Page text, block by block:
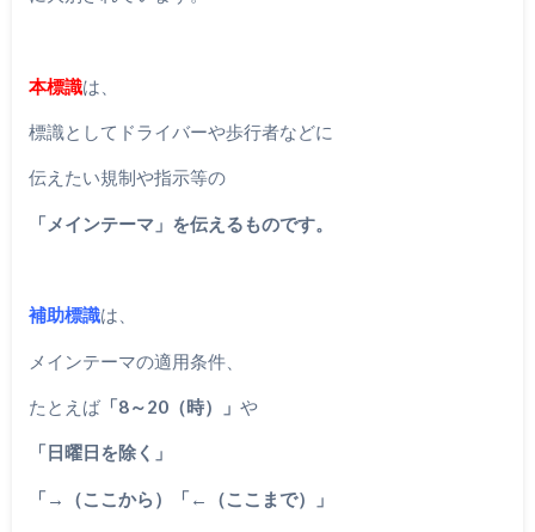
本標識は、
標識としてドライバーや歩行者などに
伝えたい規制や指示等の
「メインテーマ」を伝えるものです。
補助標識は、
メインテーマの適用条件、
たとえば「8～20（時）」 や
「日曜日を除く」
「→（ここから）「←（ここまで）」